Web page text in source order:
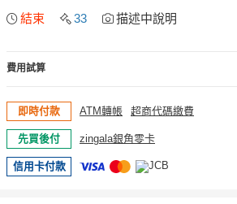
結束 33 描述中說明
費用試算
即時付款 ATM轉帳 超商代碼繳費
先買後付 zingala銀角零卡
信用卡付款